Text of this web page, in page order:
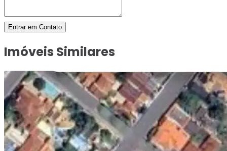
Entrar em Contato
Imóveis Similares